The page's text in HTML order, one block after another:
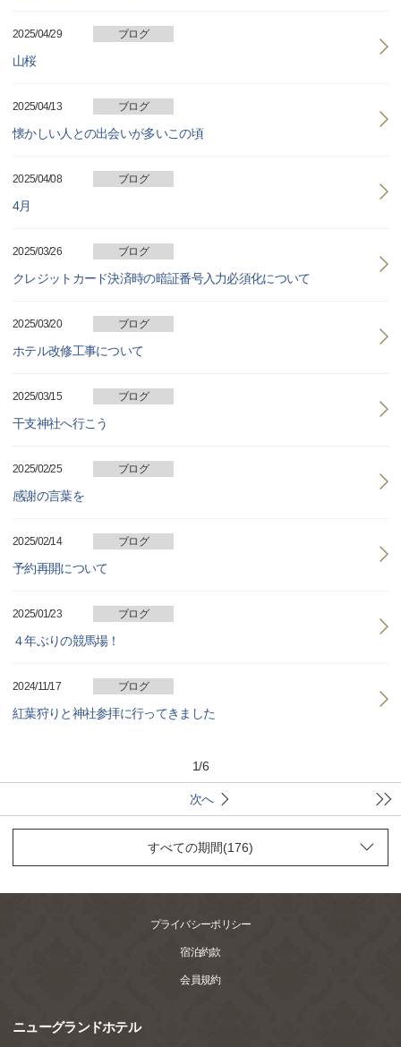
2025/04/29 ブログ
山桜
2025/04/13 ブログ
懐かしい人との出会いが多いこの頃
2025/04/08 ブログ
4月
2025/03/26 ブログ
クレジットカード決済時の暗証番号入力必須化について
2025/03/20 ブログ
ホテル改修工事について
2025/03/15 ブログ
干支神社へ行こう
2025/02/25 ブログ
感謝の言葉を
2025/02/14 ブログ
予約再開について
2025/01/23 ブログ
４年ぶりの競馬場！
2024/11/17 ブログ
紅葉狩りと神社参拝に行ってきました
1/6
次へ
プライバシーポリシー
宿泊約款
会員規約
ニューグランドホテル